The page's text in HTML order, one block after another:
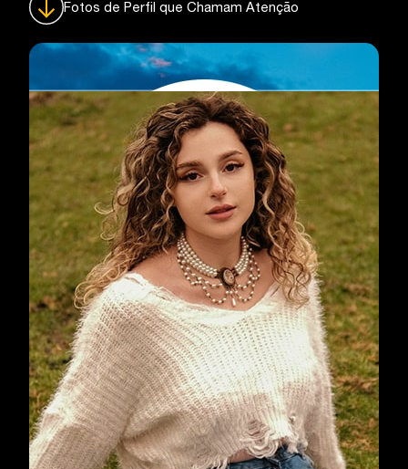
Fotos de Perfil que Chamam Atenção